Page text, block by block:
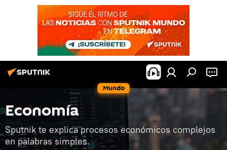
Mundo
Economía
Sputnik te explica procesos económicos complejos
en palabras simples.